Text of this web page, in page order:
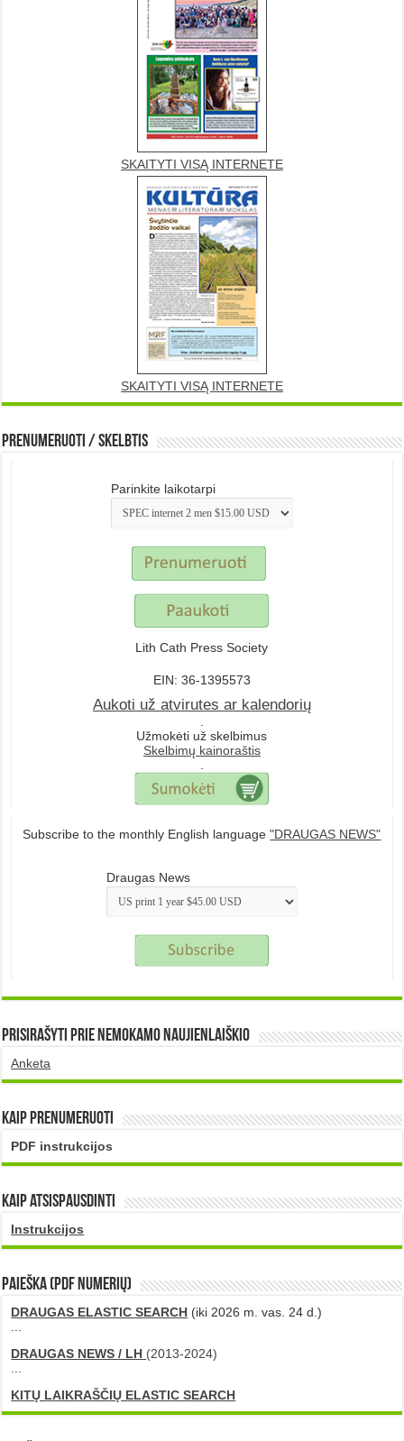
SKAITYTI VISĄ INTERNETE
SKAITYTI VISĄ INTERNETE
Prenumeruoti / Skelbtis
Parinkite laikotarpi
Lith Cath Press Society
EIN: 36-1395573
Aukoti už atvirutes ar kalendorių
.
Užmokėti už skelbimus
Skelbimų kainoraštis
.
Subscribe to the monthly English language"DRAUGAS NEWS"
Draugas News
Prisirašyti prie nemokamo naujienlaiškio
Anketa
Kaip prenumeruoti
PDF instrukcijos
Kaip atsispausdinti
Instrukcijos
PAIEŠKA (PDF numerių)
DRAUGAS ELASTIC SEARCH (iki 2026 m. vas. 24 d.)
...
DRAUGAS NEWS / LH (2013-2024)
...
KITŲ LAIKRAŠČIŲ ELASTIC SEARCH